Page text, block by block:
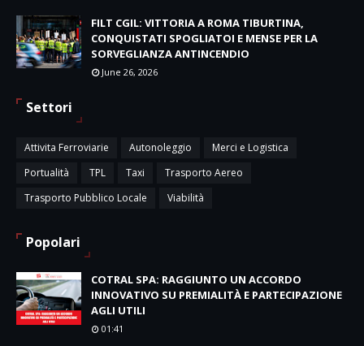
FILT CGIL: VITTORIA A ROMA TIBURTINA,
CONQUISTATI SPOGLIATOI E MENSE PER LA
SORVEGLIANZA ANTINCENDIO
June 26, 2026
Settori
Attivita Ferroviarie Autonoleggio
Merci e Logistica
Portualità
TPL Taxi
Trasporto Aereo
Trasporto Pubblico Locale
Viabilità
Popolari
COTRAL SPA: RAGGIUNTO UN ACCORDO
INNOVATIVO SU PREMIALITÀ E PARTECIPAZIONE
AGLI UTILI
01:41